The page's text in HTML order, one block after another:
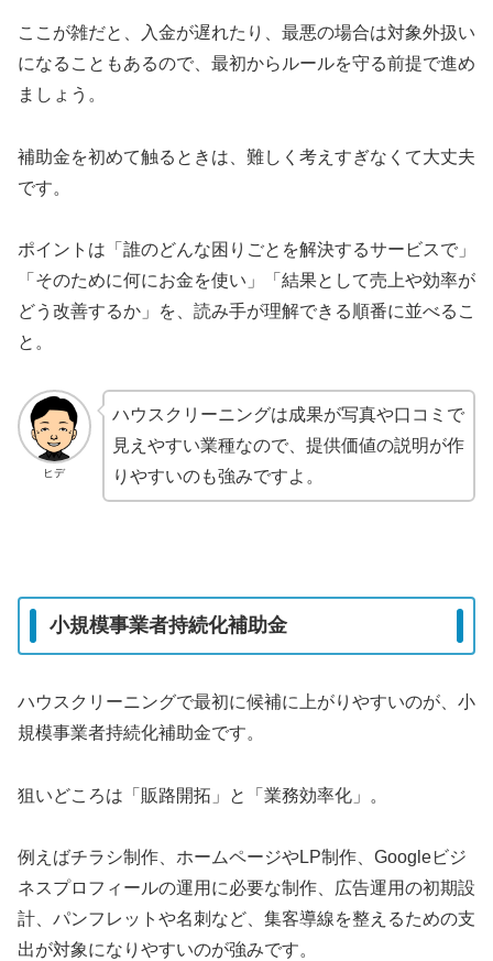
ここが雑だと、入金が遅れたり、最悪の場合は対象外扱い
になることもあるので、最初からルールを守る前提で進め
ましょう。
補助金を初めて触るときは、難しく考えすぎなくて大丈夫
です。
ポイントは「誰のどんな困りごとを解決するサービスで」
「そのために何にお金を使い」「結果として売上や効率が
どう改善するか」を、読み手が理解できる順番に並べるこ
と。
ヒデ
ハウスクリーニングは成果が写真や口コミで
見えやすい業種なので、提供価値の説明が作
りやすいのも強みですよ。
小規模事業者持続化補助金
ハウスクリーニングで最初に候補に上がりやすいのが、小
規模事業者持続化補助金です。
狙いどころは「販路開拓」と「業務効率化」。
例えばチラシ制作、ホームページやLP制作、Googleビジ
ネスプロフィールの運用に必要な制作、広告運用の初期設
計、パンフレットや名刺など、集客導線を整えるための支
出が対象になりやすいのが強みです。